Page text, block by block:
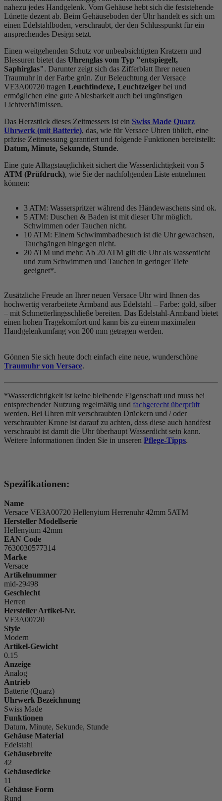
nahezu jedes Handgelenk. Vom Gehäuse hebt sich die feststehende
Lünette dezent ab. Beim Gehäuseboden der Uhr handelt es sich um
einen Edelstahlboden, verschraubt, der den Schlusspunkt für ein
ansprechendes Design setzt.
Einen weitgehenden Schutz vor unbeabsichtigten Kratzern und
Blessuren bietet das Uhrenglas vom Typ "entspiegelt,
Saphirglas". Darunter zeigt sich das Zifferblatt Ihrer neuen
Traumuhr in der Farbe grün. Zur Beleuchtung der Versace
VE3A00720 tragen Leuchtindexe, Leuchtzeiger bei und
ermöglichen eine gute Ablesbarkeit auch bei ungünstigen
Lichtverhältnissen.
Das Herzstück dieses Zeitmessers ist ein Swiss Made Quarz
Uhrwerk (mit Batterie), das, wie für Versace Uhren üblich, eine
präzise Zeitmessung garantiert und folgende Funktionen bereitstellt:
Datum, Minute, Sekunde, Stunde.
Eine gute Alltagstauglichkeit sichert die Wasserdichtigkeit von 5
ATM (Prüfdruck), wie Sie der nachfolgenden Liste entnehmen
können:
3 ATM: Wasserspritzer während des Händewaschens sind ok.
5 ATM: Duschen & Baden ist mit dieser Uhr möglich.
Schwimmen oder Tauchen nicht.
10 ATM: Einem Schwimmbadbesuch ist die Uhr gewachsen,
Tauchgängen hingegen nicht.
20 ATM und mehr: Ab 20 ATM gilt die Uhr als wasserdicht
und zum Schwimmen und Tauchen in geringer Tiefe
geeignet*.
Zusätzliche Freude an Ihrer neuen Versace Uhr wird Ihnen das
hochwertig verarbeitete Armband aus Edelstahl – Farbe: gold, silber
– mit Schmetterlingsschließe bereiten. Das Edelstahl-Armband bietet
einen hohen Tragekomfort und kann bis zu einem maximalen
Handgelenkumfang von 200 mm getragen werden.
Gönnen Sie sich heute doch einfach eine neue, wunderschöne
Traumuhr von Versace.
*Wasserdichtigkeit ist keine bleibende Eigenschaft und muss bei
entsprechender Nutzung regelmäßig und fachgerecht überprüft
werden. Bei Uhren mit verschraubten Drückern und / oder
verschraubter Krone ist darauf zu achten, dass diese auch handfest
verschraubt ist damit die Uhr überhaupt Wasserdicht sein kann.
Weitere Informationen finden Sie in unseren Pflege-Tipps.
Spezifikationen:
Name
Versace VE3A00720 Hellenyium Herrenuhr 42mm 5ATM
Hersteller Modellserie
Hellenyium 42mm
EAN Code
7630030577314
Marke
Versace
Artikelnummer
mid-29498
Geschlecht
Herren
Hersteller Artikel-Nr.
VE3A00720
Style
Modern
Artikel-Gewicht
0.15
Anzeige
Analog
Antrieb
Batterie (Quarz)
Uhrwerk Bezeichnung
Swiss Made
Funktionen
Datum, Minute, Sekunde, Stunde
Gehäuse Material
Edelstahl
Gehäusebreite
42
Gehäusedicke
11
Gehäuse Form
Rund